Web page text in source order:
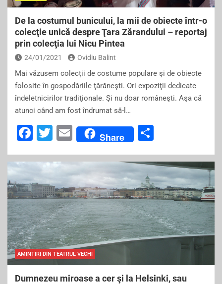
De la costumul bunicului, la mii de obiecte într-o
colecţie unică despre Ţara Zărandului – reportaj
prin colecţia lui Nicu Pintea
24/01/2021 Ovidiu Balint
Mai văzusem colecţii de costume populare şi de obiecte
folosite în gospodăriile ţărăneşti. Ori expoziţii dedicate
îndeletnicirilor tradiţionale. Şi nu doar româneşti. Aşa că
atunci când am fost îndrumat să-l…
F
c
e
b
o
o
k
T
tt
er
E
m
ai
l
Share
ar
e
AMINTIRI DIN TEATRUL VECHI
Dumnezeu miroase a cer şi la Helsinki, sau